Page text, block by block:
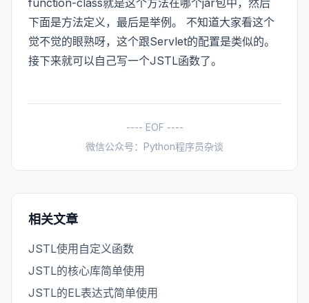
function-class就是这个方法在哪个jar包中，然后
下面是方法定义，最后是举例。 不知道大家看这个
觉不觉的眼熟呀，这个跟Servlet的配置是类似的。
接下来就可以自己写一个JSTL函数了。
---- EOF ----
微信公众号：Python程序员杂谈
相关文章
JSTL使用自定义函数
JSTL的核心库简单使用
JSTL的EL表达式简单使用